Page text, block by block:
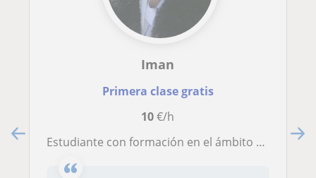
Iman
Primera clase gratis
10€/h
Estudiante con formación en el ámbito educativo y experiencia ofreciendo refuerzo escolar a niños de Primaria y 1º de ESO en Salt